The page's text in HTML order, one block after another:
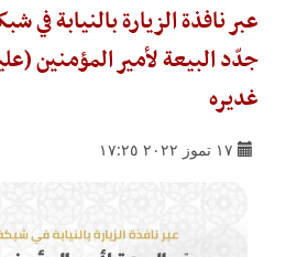
عبر نافذة الزيارة بالنيابة في
جدّد البيعة لأمير المؤمنين
غديره
١٧ تموز ٢٠٢٢ ١٧:٢٥